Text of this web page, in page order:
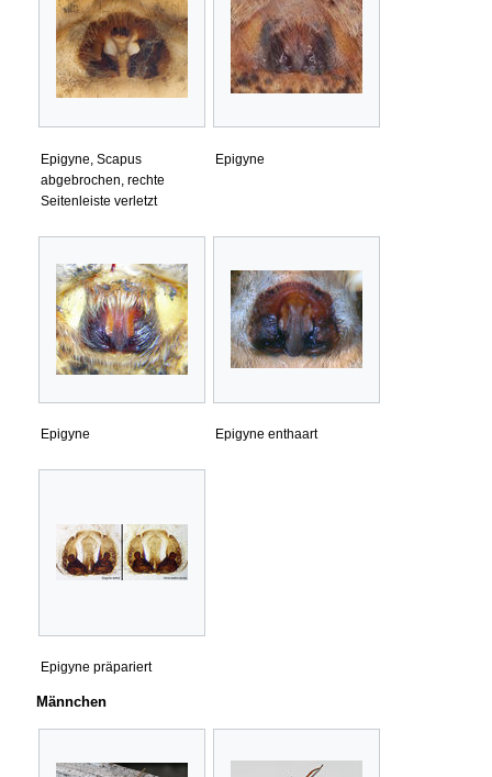
Epigyne, Scapus
abgebrochen, rechte
Seitenleiste verletzt
Epigyne
Epigyne Epigyne enthaart
Epigyne präpariert
Männchen